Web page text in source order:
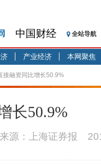
中国财经 全站导航
产业经济 本网聚焦
接融资同比增长50.9%
长50.9%
来源：上海证券报